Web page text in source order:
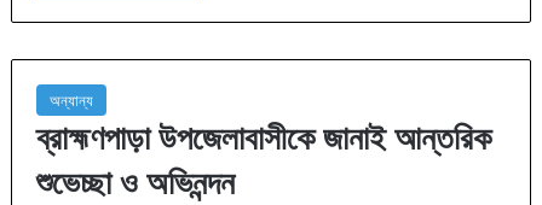
অন্যান্য
ব্রাহ্মণপাড়া উপজেলাবাসীকে জানাই আন্তরিক
শুভেচ্ছা ও অভিনন্দন